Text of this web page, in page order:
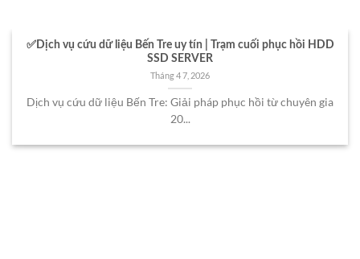
✅Dịch vụ cứu dữ liệu Bến Tre uy tín | Trạm cuối phục hồi HDD
SSD SERVER
Tháng 4 7, 2026
Dịch vụ cứu dữ liệu Bến Tre: Giải pháp phục hồi từ chuyên gia
20...